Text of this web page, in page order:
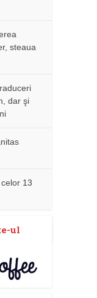
steaua
dar şi
13
ul